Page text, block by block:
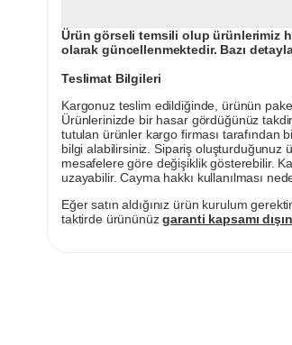
Ürün görseli temsili olup ürünlerimiz
olarak güncellenmektedir. Bazı
Teslimat Bilgileri
Kargonuz teslim edildiğinde, ürünün
Ürünlerinizde bir hasar gördüğünüz
tutulan ürünler kargo firması tarafından
bilgi alabilirsiniz. Sipariş oluşturduğunuz
mesafelere göre değişiklik gösterebilir.
uzayabilir. Cayma hakkı kullanılması
Eğer satın aldığınız ürün kurulum
taktirde ürününüzgaranti kapsamı